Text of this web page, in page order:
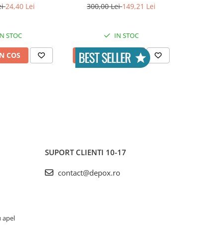
24,40 Lei
STOC
COS
300,00 Lei149,21 Lei
IN STOC
ADAUGA IN COS
apel
SUPORT CLIENTI 10-17
contact@depox.ro